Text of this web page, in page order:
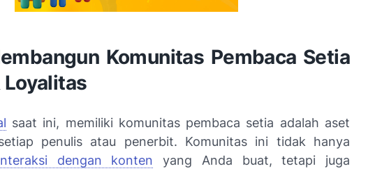
Komunitas Pembaca Setia
saat ini, memiliki komunitas pembaca setia adalah aset
penulis atau penerbit. Komunitas ini tidak hanya
dengan konten yang Anda buat, tetapi juga